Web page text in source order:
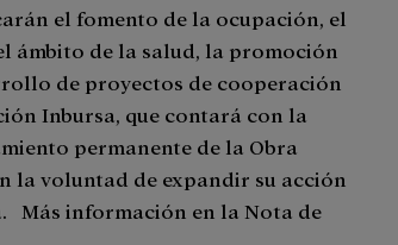
el fomento de la ocupación, el
ámbito de la salud, la promoción
de proyectos de cooperación
Inbursa, que contará con la
permanente de la Obra
la voluntad de expandir su acción
Más información en la Nota de